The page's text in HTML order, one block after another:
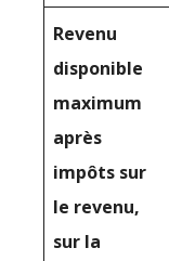
Revenu
disponible
maximum
après
impôts sur
le revenu,
sur la